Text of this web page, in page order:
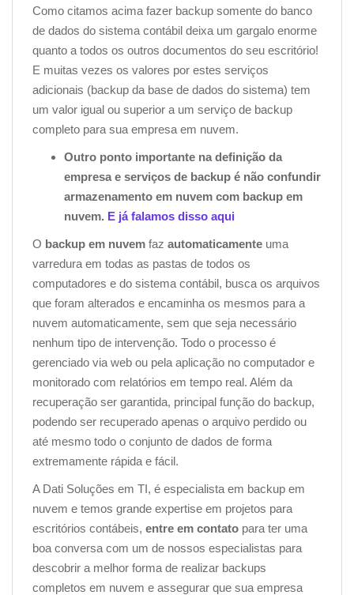
Como citamos acima fazer backup somente do banco
de dados do sistema contábil deixa um gargalo enorme
quanto a todos os outros documentos do seu escritório!
E muitas vezes os valores por estes serviços
adicionais (backup da base de dados do sistema) tem
um valor igual ou superior a um serviço de backup
completo para sua empresa em nuvem.
Outro ponto importante na definição da
empresa e serviços de backup é não confundir
armazenamento em nuvem com backup em
nuvem. E já falamos disso aqui
O backup em nuvem faz automaticamente uma
varredura em todas as pastas de todos os
computadores e do sistema contábil, busca os arquivos
que foram alterados e encaminha os mesmos para a
nuvem automaticamente, sem que seja necessário
nenhum tipo de intervenção. Todo o processo é
gerenciado via web ou pela aplicação no computador e
monitorado com relatórios em tempo real. Além da
recuperação ser garantida, principal função do backup,
podendo ser recuperado apenas o arquivo perdido ou
até mesmo todo o conjunto de dados de forma
extremamente rápida e fácil.
A Dati Soluções em TI, é especialista em backup em
nuvem e temos grande expertise em projetos para
escritórios contábeis, entre em contato para ter uma
boa conversa com um de nossos especialistas para
descobrir a melhor forma de realizar backups
completos em nuvem e assegurar que sua empresa